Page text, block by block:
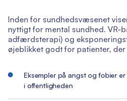
Inden for sundhedsvæsenet
nyttigt for mental sundhed. VR-
adfærdsterapi) og
øjeblikket godt for patienter, der
Eksempler på angst og fobier
i offentligheden